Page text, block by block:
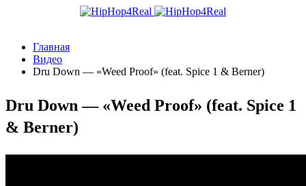
Главная
Видео
Dru Down — «Weed Proof» (feat. Spice 1 & Berner)
Dru Down — «Weed Proof» (feat. Spice 1
& Berner)